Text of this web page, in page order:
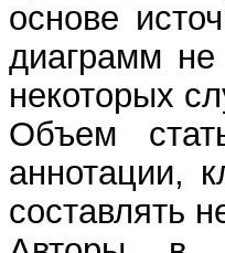
основе
диаграмм
некоторых
Объем
аннотации,
составлять